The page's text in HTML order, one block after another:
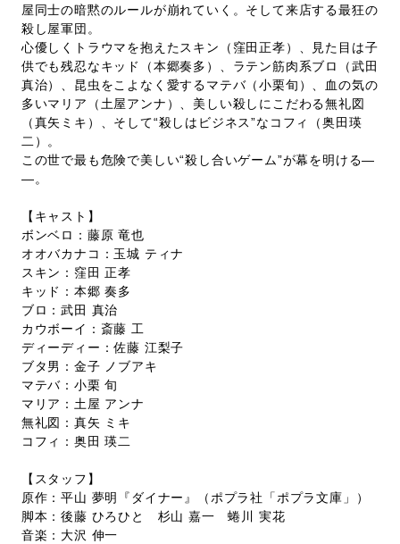
屋同士の暗黙のルールが崩れていく。そして来店する最狂の
殺し屋軍団。
心優しくトラウマを抱えたスキン（窪田正孝）、見た目は子
供でも残忍なキッド（本郷奏多）、ラテン筋肉系ブロ（武田
真治）、昆虫をこよなく愛するマテバ（小栗旬）、血の気の
多いマリア（土屋アンナ）、美しい殺しにこだわる無礼図
（真矢ミキ）、そして“殺しはビジネス”なコフィ（奥田瑛
二）。
この世で最も危険で美しい“殺し合いゲーム”が幕を明ける―
―。
【キャスト】
ボンベロ：藤原 竜也
オオバカナコ：玉城 ティナ
スキン：窪田 正孝
キッド：本郷 奏多
ブロ：武田 真治
カウボーイ：斎藤 工
ディーディー：佐藤 江梨子
ブタ男：金子 ノブアキ
マテバ：小栗 旬
マリア：土屋 アンナ
無礼図：真矢 ミキ
コフィ：奥田 瑛二
【スタッフ】
原作：平山 夢明『ダイナー』（ポプラ社「ポプラ文庫」）
脚本：後藤 ひろひと 杉山 嘉一 蜷川 実花
音楽：大沢 伸一